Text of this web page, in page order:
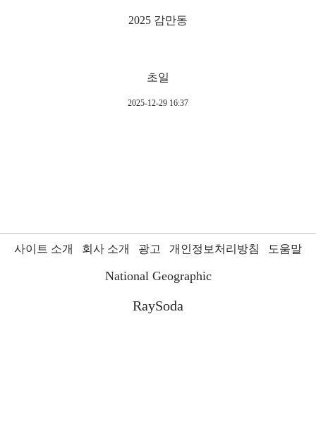
2025 감만동
초일
2025-12-29 16:37
사이트 소개 회사 소개 광고 개인정보처리방침 도움말
National Geographic
RaySoda